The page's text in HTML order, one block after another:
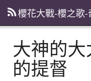
櫻花大戰-櫻之歌
大神的
的提督